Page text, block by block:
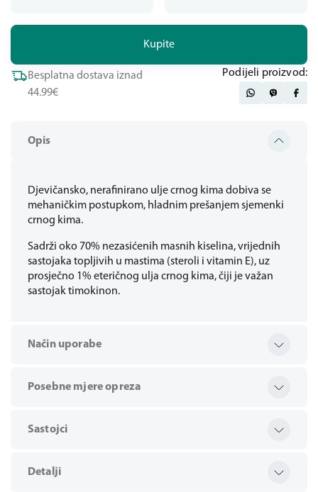
Opis
Djevičansko, nerafinirano ulje crnog kima dobiva se
mehaničkim postupkom, hladnim prešanjem sjemenki
crnog kima.
Sadrži oko 70% nezasićenih masnih kiselina, vrijednih
sastojaka topljivih u mastima (steroli i vitamin E), uz
prosječno 1% eteričnog ulja crnog kima, čiji je važan
sastojak timokinon.
Način uporabe
Posebne mjere opreza
Sastojci
Detalji
Kupite
Besplatna dostava iznad
44.99€
Podijeli proizvod: